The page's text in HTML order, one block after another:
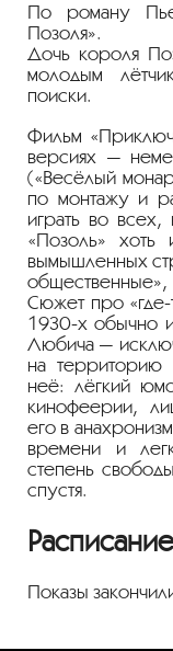
По роману
Позоля».
Дочь короля
молодым
поиски.
Фильм
версиях —
(«Весёлый
по монтажу и
играть во
«Позоль» хоть
вымышленных
Сюжет про «где-
1930-х обычно
Любича —
на территорию
неё: лёгкий
кинофеерии,
его в
времени и
степень
спустя.
Показы